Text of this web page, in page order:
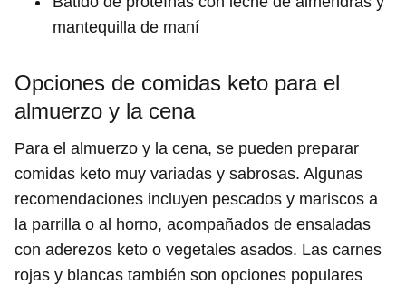
mantequilla de maní
Opciones de comidas keto para el
almuerzo y la cena
Para el almuerzo y la cena, se pueden preparar
comidas keto muy variadas y sabrosas. Algunas
recomendaciones incluyen pescados y mariscos a
la parrilla o al horno, acompañados de ensaladas
con aderezos keto o vegetales asados. Las carnes
rojas y blancas también son opciones populares